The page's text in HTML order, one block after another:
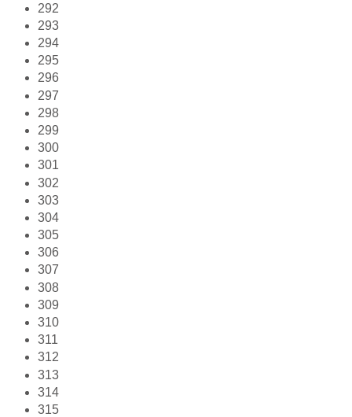
292
293
294
295
296
297
298
299
300
301
302
303
304
305
306
307
308
309
310
311
312
313
314
315